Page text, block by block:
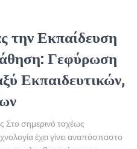
την Εκπαίδευση
Γεφύρωση
Εκπαιδευτικών,
σημερινό ταχέως
έχει γίνει αναπόσπαστο